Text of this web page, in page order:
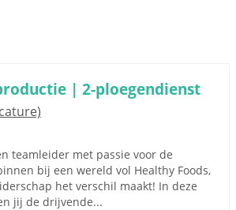
| 2-ploegendienst
teamleider met passie voor de
bij een wereld vol Healthy Foods,
het verschil maakt! In deze
jij de drijvende...